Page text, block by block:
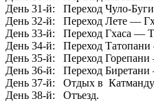
День 31-й: Переход Чуло-
День 32-й: Переход Лете —
День 33-й: Переход Гхаса —
День 34-й: Переход
День 35-й: Переход
День 36-й: Переход Биретани
День 37-й: Отдых в
День 38-й: Отъезд.